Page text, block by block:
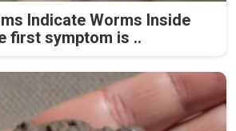
Indicate Worms Inside
first symptom is ..